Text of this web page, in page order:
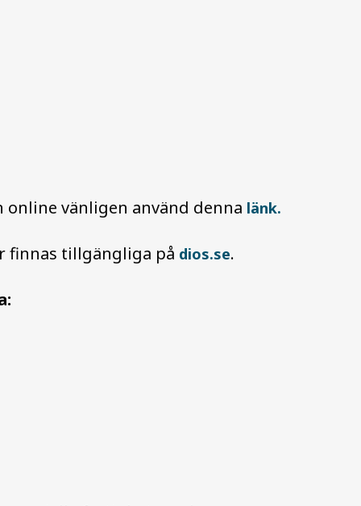
vänligen använd denna länk.
finnas tillgängliga på dios.se.